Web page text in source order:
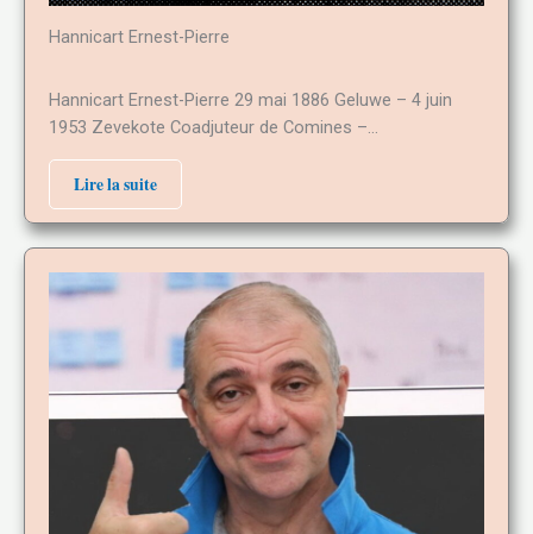
Hannicart Ernest-Pierre
Hannicart Ernest-Pierre 29 mai 1886 Geluwe – 4 juin
1953 Zevekote Coadjuteur de Comines –…
Lire la suite